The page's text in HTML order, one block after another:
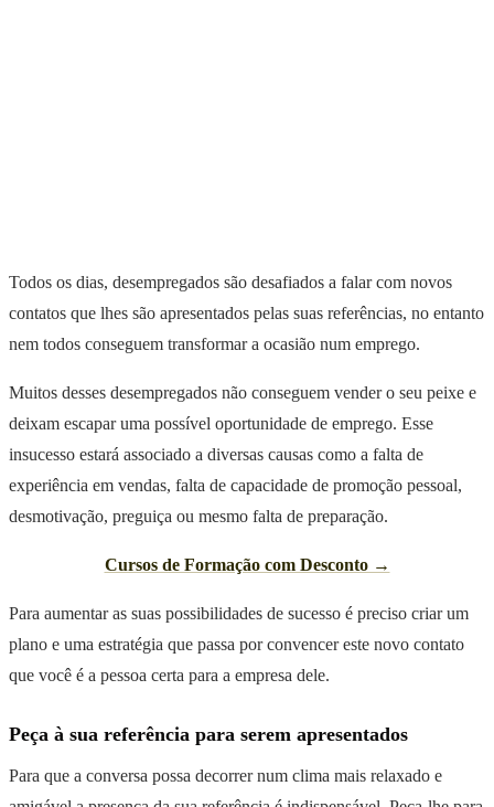
Todos os dias, desempregados são desafiados a falar com novos
contatos que lhes são apresentados pelas suas referências, no entanto
nem todos conseguem transformar a ocasião num emprego.
Muitos desses desempregados não conseguem vender o seu peixe e
deixam escapar uma possível oportunidade de emprego. Esse
insucesso estará associado a diversas causas como a falta de
experiência em vendas, falta de capacidade de promoção pessoal,
desmotivação, preguiça ou mesmo falta de preparação.
Cursos de Formação com Desconto →
Para aumentar as suas possibilidades de sucesso é preciso criar um
plano e uma estratégia que passa por convencer este novo contato
que você é a pessoa certa para a empresa dele.
Peça à sua referência para serem apresentados
Para que a conversa possa decorrer num clima mais relaxado e